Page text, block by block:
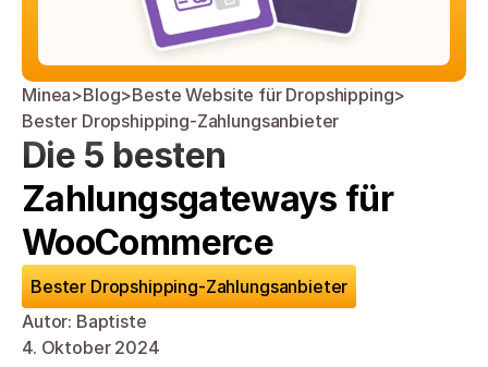
Minea>Blog>Beste Website für Dropshipping>
Bester Dropshipping-Zahlungsanbieter
Die 5 besten
Zahlungsgateways für
WooCommerce
Bester Dropshipping-Zahlungsanbieter
Autor: Baptiste
4. Oktober 2024